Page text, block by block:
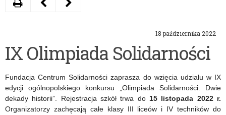
18 października 2022
IX Olimpiada Solidarności
Fundacja Centrum Solidarności zaprasza do wzięcia udziału w IX
edycji ogólnopolskiego konkursu „Olimpiada Solidarności. Dwie
dekady historii”. Rejestracja szkół trwa do 15 listopada 2022 r.
Organizatorzy zachęcają całe klasy III liceów i IV techników do
DrukujNastępny
szkół/placówek
Certyfikat
„Szkoła
Poprzedni
papieski”
quiz
z